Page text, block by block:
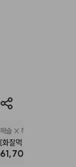
헤슬 X 하우아
[화잘먹 3종 SET] 쏙보
씨 세럼 살브
61,700